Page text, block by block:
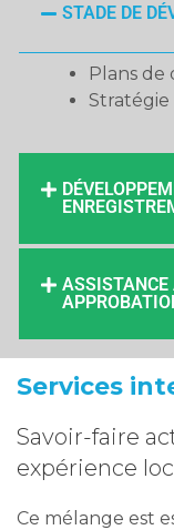
STADE DE
Plans
Services
Savoir-faire
expérience
Ce mélange est